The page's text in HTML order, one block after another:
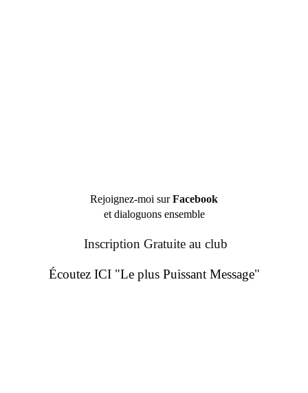
Rejoignez-moi surFacebook
et dialoguons ensemble
Inscription Gratuite au club
Écoutez ICI "Le plus Puissant Message"